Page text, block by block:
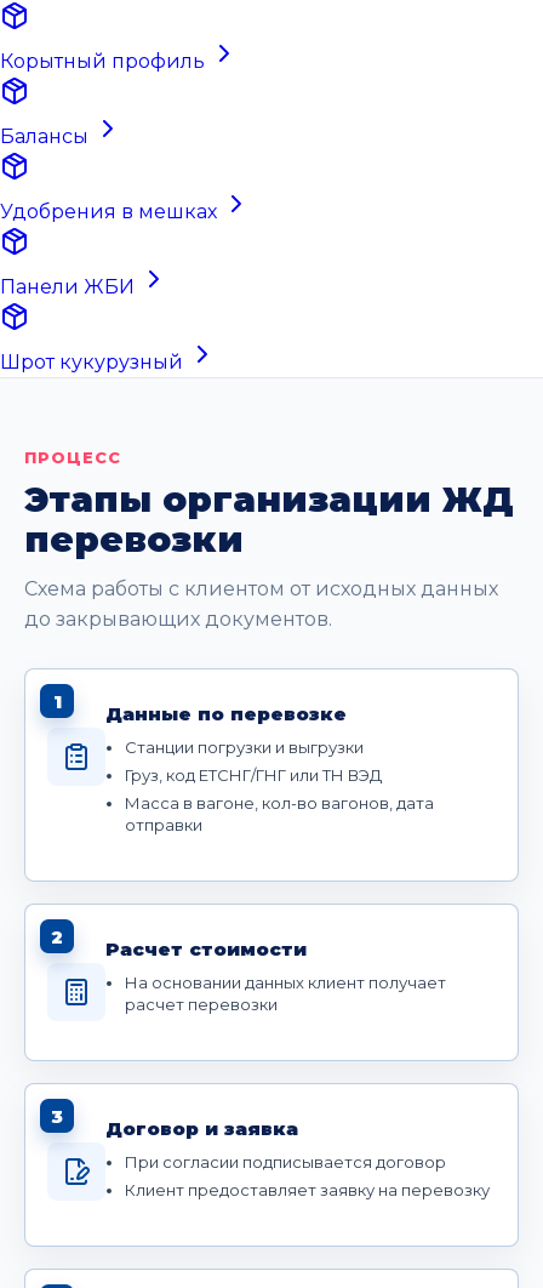
Корытный профиль
Балансы
Удобрения в мешках
Панели ЖБИ
Шрот кукурузный
ПРОЦЕСС
Этапы организации ЖД
перевозки
Схема работы с клиентом от исходных данных
до закрывающих документов.
1
Данные по перевозке
Станции погрузки и выгрузки
Груз, код ЕТСНГ/ГНГ или ТН ВЭД
Масса в вагоне, кол-во вагонов, дата
отправки
2
Расчет стоимости
На основании данных клиент получает
расчет перевозки
3
Договор и заявка
При согласии подписывается договор
Клиент предоставляет заявку на перевозку